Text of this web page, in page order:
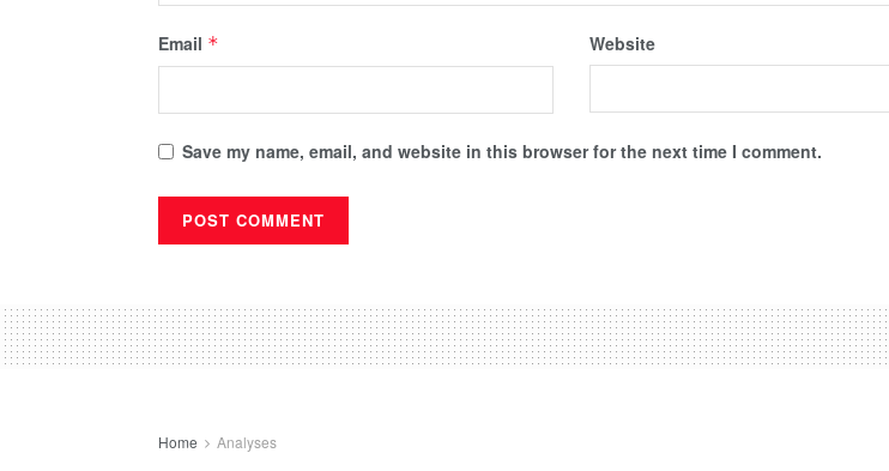
Email * Website
Save my name, email, and website in this browser for the next time I comment.
Home Analyses